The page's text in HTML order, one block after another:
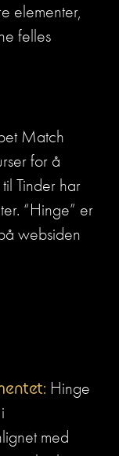
elementer,
felles
Match
for å
Tinder har
“Hinge” er
websiden
Hinge
med